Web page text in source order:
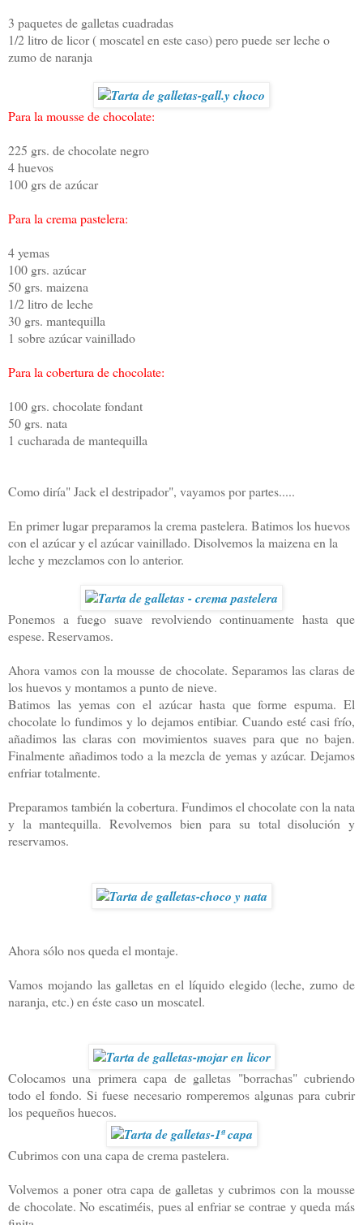
3 paquetes de galletas cuadradas
1/2 litro de licor ( moscatel en este caso) pero puede ser leche o
zumo de naranja
Para la mousse de chocolate:
225 grs. de chocolate negro
4 huevos
100 grs de azúcar
Para la crema pastelera:
4 yemas
100 grs. azúcar
50 grs. maizena
1/2 litro de leche
30 grs. mantequilla
1 sobre azúcar vainillado
Para la cobertura de chocolate:
100 grs. chocolate fondant
50 grs. nata
1 cucharada de mantequilla
Como diría" Jack el destripador", vayamos por partes.....
En primer lugar preparamos la crema pastelera. Batimos los huevos
con el azúcar y el azúcar vainillado. Disolvemos la maizena en la
leche y mezclamos con lo anterior.
Ponemos a fuego suave revolviendo continuamente hasta que
espese. Reservamos.
Ahora vamos con la mousse de chocolate. Separamos las claras de
los huevos y montamos a punto de nieve.
Batimos las yemas con el azúcar hasta que forme espuma. El
chocolate lo fundimos y lo dejamos entibiar. Cuando esté casi frío,
añadimos las claras con movimientos suaves para que no bajen.
Finalmente añadimos todo a la mezcla de yemas y azúcar. Dejamos
enfriar totalmente.
Preparamos también la cobertura. Fundimos el chocolate con la nata
y la mantequilla. Revolvemos bien para su total disolución y
reservamos.
Ahora sólo nos queda el montaje.
Vamos mojando las galletas en el líquido elegido (leche, zumo de
naranja, etc.) en éste caso un moscatel.
Colocamos una primera capa de galletas "borrachas" cubriendo
todo el fondo. Si fuese necesario romperemos algunas para cubrir
los pequeños huecos.
Cubrimos con una capa de crema pastelera.
Volvemos a poner otra capa de galletas y cubrimos con la mousse
de chocolate. No escatiméis, pues al enfriar se contrae y queda más